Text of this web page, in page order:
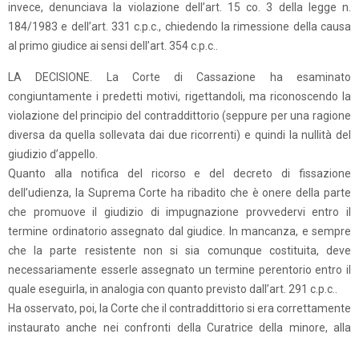
invece, denunciava la violazione dell’art. 15 co. 3 della legge n.
184/1983 e dell’art. 331 c.p.c., chiedendo la rimessione della causa
al primo giudice ai sensi dell’art. 354 c.p.c..
LA DECISIONE. La Corte di Cassazione ha esaminato
congiuntamente i predetti motivi, rigettandoli, ma riconoscendo la
violazione del principio del contraddittorio (seppure per una ragione
diversa da quella sollevata dai due ricorrenti) e quindi la nullità del
giudizio d’appello.
Quanto alla notifica del ricorso e del decreto di fissazione
dell’udienza, la Suprema Corte ha ribadito che è onere della parte
che promuove il giudizio di impugnazione provvedervi entro il
termine ordinatorio assegnato dal giudice. In mancanza, e sempre
che la parte resistente non si sia comunque costituita, deve
necessariamente esserle assegnato un termine perentorio entro il
quale eseguirla, in analogia con quanto previsto dall’art. 291 c.p.c..
Ha osservato, poi, la Corte che il contraddittorio si era correttamente
instaurato anche nei confronti della Curatrice della minore, alla